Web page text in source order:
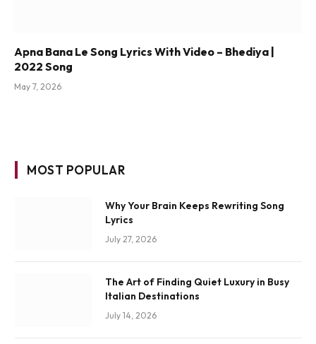
Apna Bana Le Song Lyrics With Video – Bhediya |
2022 Song
May 7, 2026
MOST POPULAR
Why Your Brain Keeps Rewriting Song
Lyrics
July 27, 2026
The Art of Finding Quiet Luxury in Busy
Italian Destinations
July 14, 2026